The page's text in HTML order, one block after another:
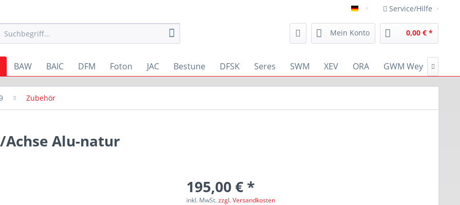
deutsch Service/Hilfe
Mein Konto 0,00 € *
BAW BAIC DFM Foton JAC Bestune DFSK Seres SWM XEV ORA GWM Wey 
Zubehör
Alu-natur
195,00 € *
inkl. MwSt.zzgl. Versandkosten